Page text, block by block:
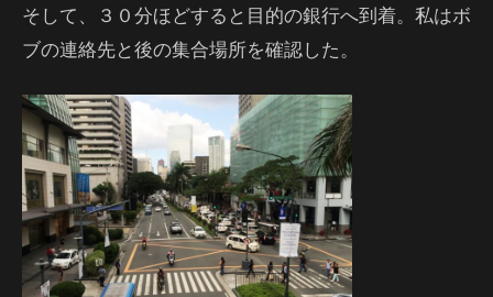
そして、３０分ほどすると目的の銀行へ到着。私はボ
ブの連絡先と後の集合場所を確認した。